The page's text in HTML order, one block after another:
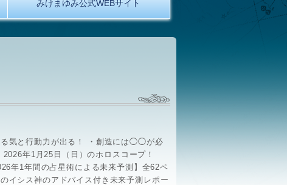
みけまゆみ公式WEBサイト
る気と行動力が出る！ ・創造には◯◯が必
2026年1月25日（日）のホロスコープ！
年1年間の占星術による未来予測】全62ペ
イシス神のアドバイス付き未来予測レポー